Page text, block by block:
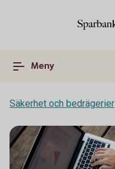
Meny
Säkerhet och bedrägerier